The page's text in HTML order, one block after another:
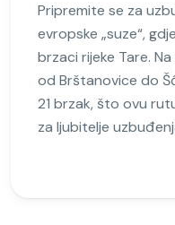
Pripremite se za
evropske „suze“,
brzaci rijeke Tare.
od Brštanovice do
21 brzak, što ovu
za ljubitelje